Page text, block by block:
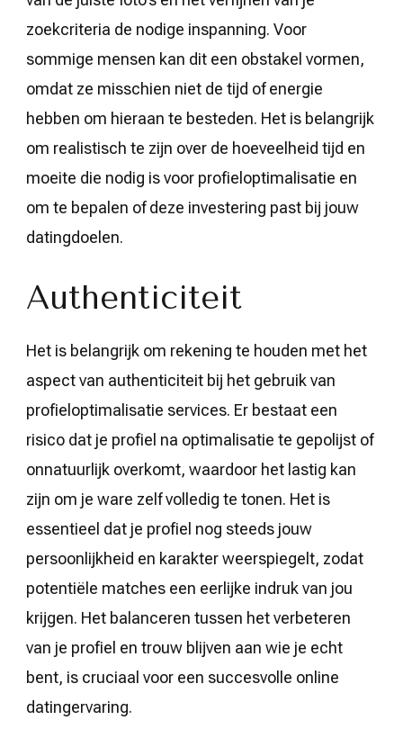
zoekcriteria de nodige inspanning. Voor
sommige mensen kan dit een obstakel vormen,
omdat ze misschien niet de tijd of energie
hebben om hieraan te besteden. Het is belangrijk
om realistisch te zijn over de hoeveelheid tijd en
moeite die nodig is voor profieloptimalisatie en
om te bepalen of deze investering past bij jouw
datingdoelen.
Authenticiteit
Het is belangrijk om rekening te houden met het
aspect van authenticiteit bij het gebruik van
profieloptimalisatie services. Er bestaat een
risico dat je profiel na optimalisatie te gepolijst of
onnatuurlijk overkomt, waardoor het lastig kan
zijn om je ware zelf volledig te tonen. Het is
essentieel dat je profiel nog steeds jouw
persoonlijkheid en karakter weerspiegelt, zodat
potentiële matches een eerlijke indruk van jou
krijgen. Het balanceren tussen het verbeteren
van je profiel en trouw blijven aan wie je echt
bent, is cruciaal voor een succesvolle online
datingervaring.